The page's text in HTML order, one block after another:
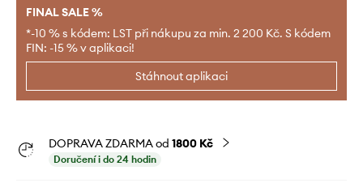
FINAL SALE %
*-10 % s kódem: LST při nákupu za min. 2 200 Kč. S kódem
FIN: -15 % v aplikaci!
Stáhnout aplikaci
DOPRAVA ZDARMA od 1800 Kč
Doručení i do 24 hodin